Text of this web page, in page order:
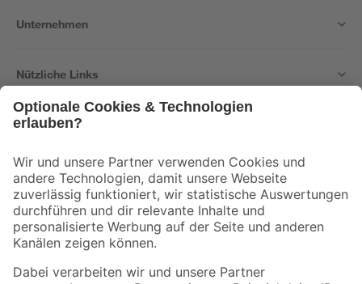
Unternehmen
Nützliche Links
Der toom Newsletter: Keine Angebote und Aktionen mehr verpassen!
Zur Newsletter Anmeldung
Folge uns